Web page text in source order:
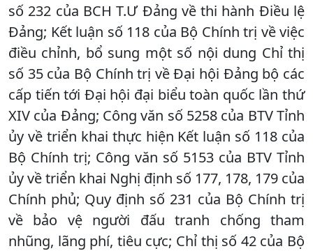
số 232 của BCH T.Ư Đảng về thi hành Điều lệ
Đảng; Kết luận số 118 của Bộ Chính trị về việc
điều chỉnh, bổ sung một số nội dung Chỉ thị
số 35 của Bộ Chính trị về Đại hội Đảng bộ các
cấp tiến tới Đại hội đại biểu toàn quốc lần thứ
XIV của Đảng; Công văn số 5258 của BTV Tỉnh
ủy về triển khai thực hiện Kết luận số 118 của
Bộ Chính trị; Công văn số 5153 của BTV Tỉnh
ủy về triển khai Nghị định số 177, 178, 179 của
Chính phủ; Quy định số 231 của Bộ Chính trị
về bảo vệ người đấu tranh chống tham
nhũng, lãng phí, tiêu cực; Chỉ thị số 42 của Bộ